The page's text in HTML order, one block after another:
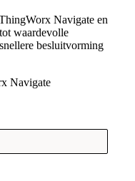
Navigate en
waardevolle
besluitvorming